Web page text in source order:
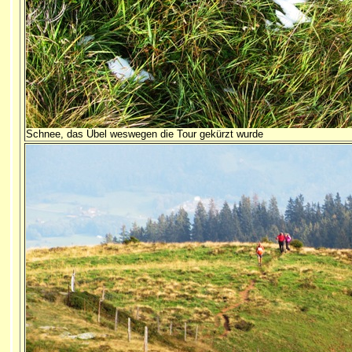
Schnee, das Übel weswegen die Tour gekürzt wurde